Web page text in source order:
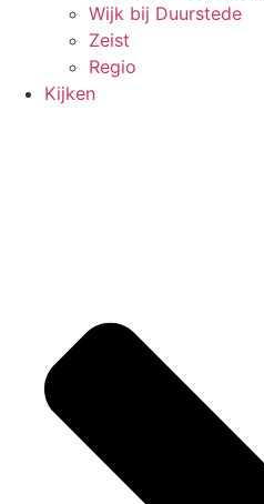
Wijk bij Duurstede
Zeist
Regio
Kijken